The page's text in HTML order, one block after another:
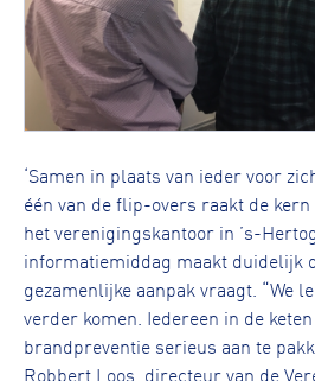
‘Samen in plaats van ieder voor
één van de flip-overs raakt de
het verenigingskantoor in ’s-
informatiemiddag maakt duidelijk
gezamenlijke aanpak vraagt. “We
verder komen. Iedereen in de
brandpreventie serieus aan te
Robbert Loos, directeur van de